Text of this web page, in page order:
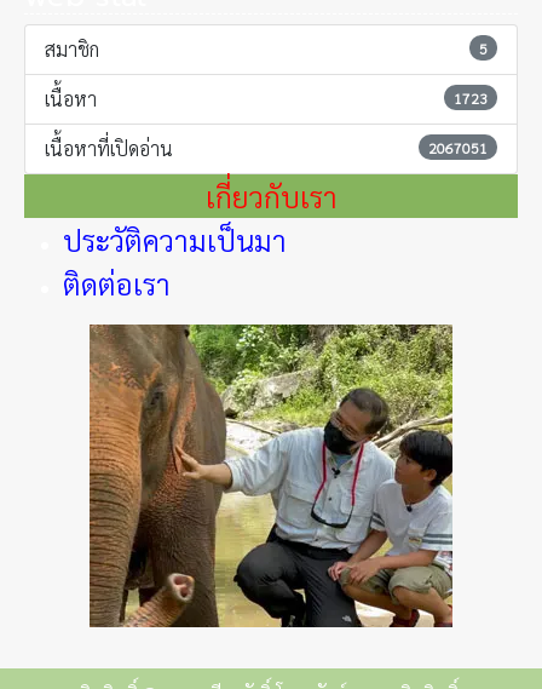
สมาชิก 5
เนื้อหา 1723
เนื้อหาที่เปิดอ่าน 2067051
เกี่ยวกับเรา
ประวัติความเป็นมา
ติดต่อเรา